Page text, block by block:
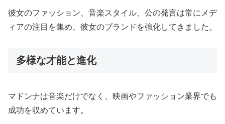
彼女のファッション、音楽スタイル、公の発言は常にメデ
ィアの注目を集め、彼女のブランドを強化してきました。
多様な才能と進化
マドンナは音楽だけでなく、映画やファッション業界でも
成功を収めています。